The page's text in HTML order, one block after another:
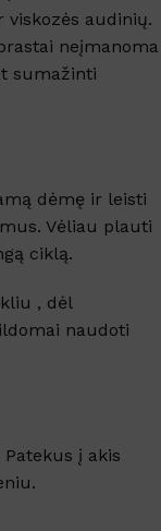
viskozės audinių.
neįmanoma
sumažinti
dėmę ir leisti
Vėliau plauti
ciklą.
, dėl
naudoti
į akis